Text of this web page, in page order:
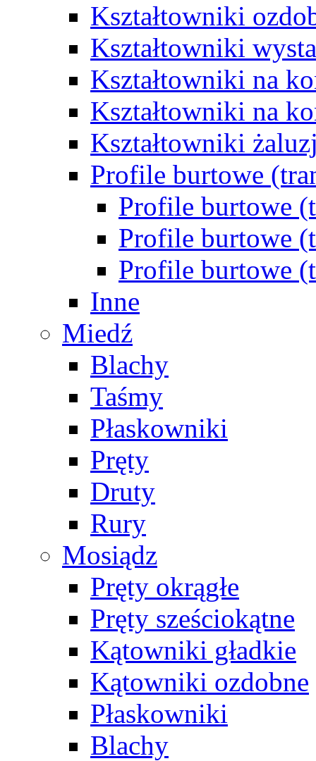
Kształtowniki
Kształtowniki
Kształtowniki na
Kształtowniki na
Kształtowniki
Profile burtowe
Profile burtowe
Profile burtowe
Profile burtowe
Inne
Miedź
Blachy
Taśmy
Płaskowniki
Pręty
Druty
Rury
Mosiądz
Pręty okrągłe
Pręty sześciokątne
Kątowniki gładkie
Kątowniki ozdobne
Płaskowniki
Blachy